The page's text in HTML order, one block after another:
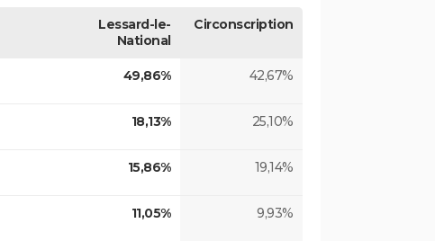
Lessard-le-
National
Circonscription
49,86% 42,67%
18,13% 25,10%
15,86% 19,14%
11,05% 9,93%